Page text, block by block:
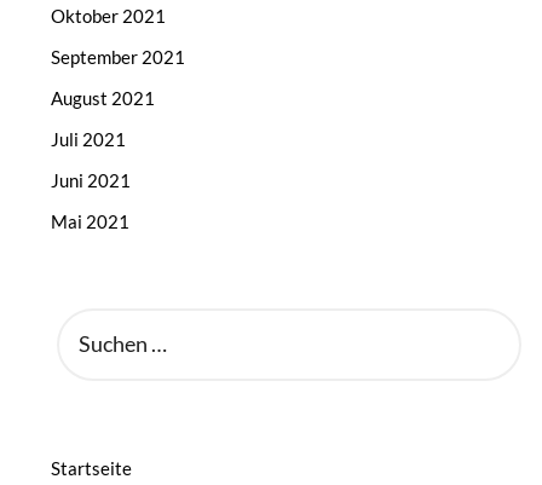
Oktober 2021
September 2021
August 2021
Juli 2021
Juni 2021
Mai 2021
NACH:
Startseite